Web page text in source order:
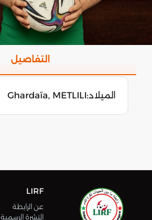
التفاصيل
الميلاد:Ghardaïa, METLILI
LIRF
عن الرابطة
النشرة الرسمية